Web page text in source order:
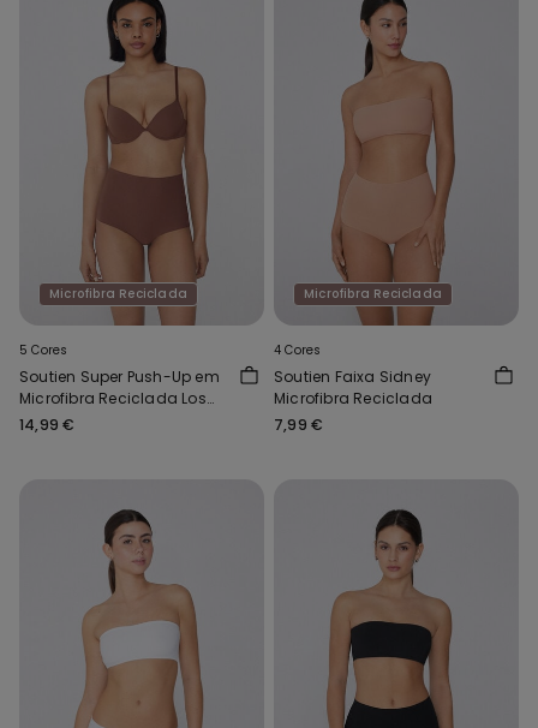
Microfibra Reciclada
5 Cores
Soutien Super Push-Up em
Microfibra Reciclada Los
Angeles
14,99 €
Microfibra Reciclada
4 Cores
Soutien Faixa Sidney
Microfibra Reciclada
7,99 €